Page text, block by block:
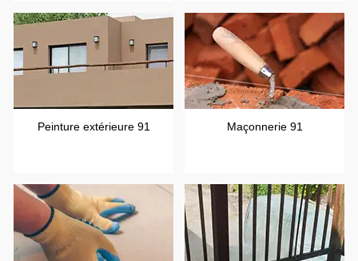
Peinture extérieure 91 Maçonnerie 91